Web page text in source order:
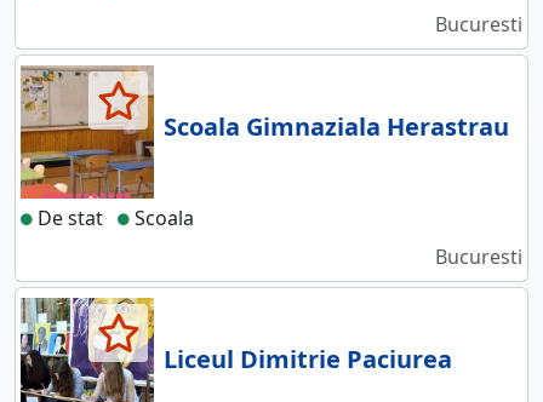
Bucuresti
Scoala Gimnaziala Herastrau
De stat
Scoala
Bucuresti
Liceul Dimitrie Paciurea